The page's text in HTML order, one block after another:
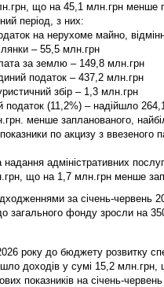
що на 45,1 млн.грн менше
період, з них:
на нерухоме майно,
– 55,5 млн.грн
за землю – 149,8 млн.грн
податок – 437,2 млн.грн
збір – 1,3 млн.грн
податок (11,2%) – надійшло
менше запланованого,
по акцизу з ввезеного
надання адміністративних
що на 1,7 млн.грн менше
за січень-червень
загального фонду зросли на
року до бюджету розвитку
доходів у сумі 15,2 млн.грн,
показників на січень-червень